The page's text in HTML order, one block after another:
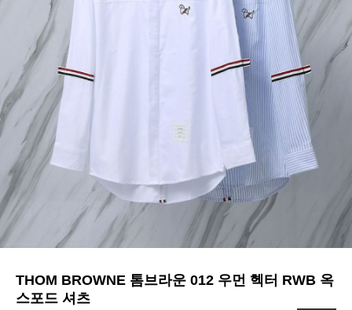
THOM BROWNE 톰브라운 012 우먼 헥터 RWB 옥
스포드 셔츠